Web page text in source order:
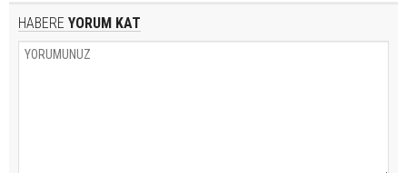
HABERE YORUM KAT